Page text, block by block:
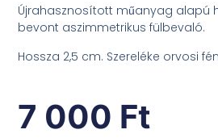
Újrahasznosított műanyag alapú
bevont aszimmetrikus fülbevaló.
Hossza 2,5 cm. Szereléke orvosi
7 000 Ft